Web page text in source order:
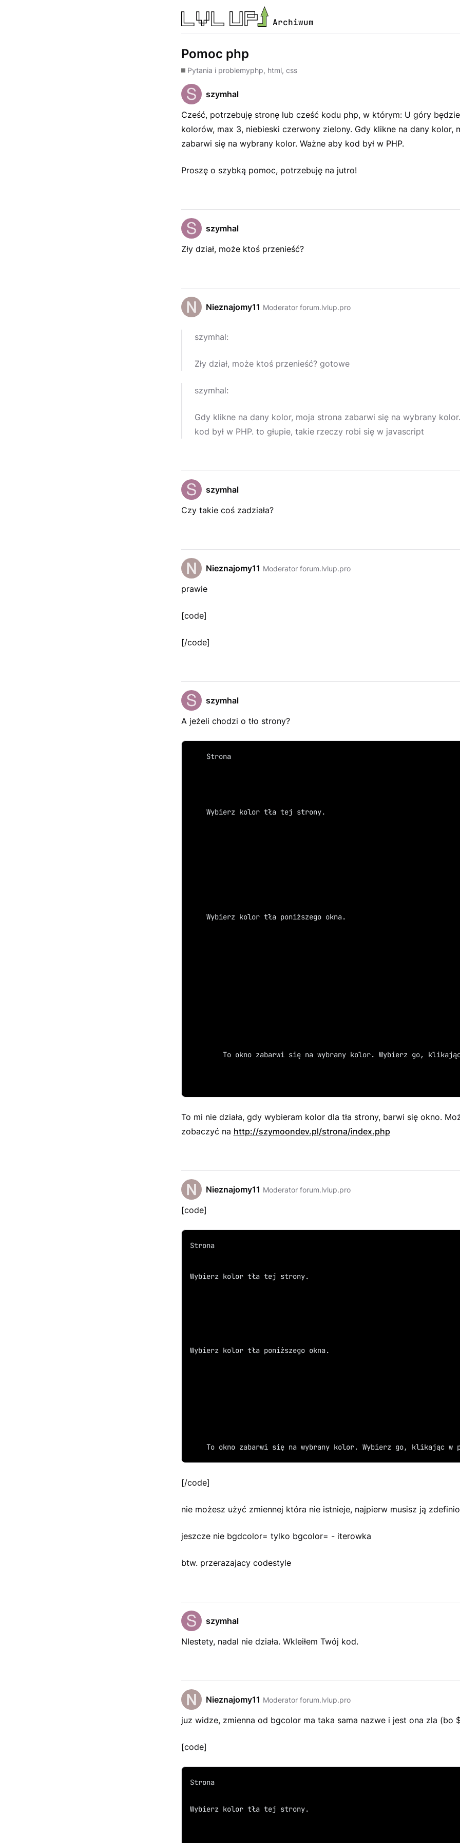
Archiwum
Pomoc php
Pytania i problemyphp, html, css
szymhal
Cześć, potrzebuję stronę lub cześć kodu php, w którym: U góry
kolorów, max 3, niebieski czerwony zielony. Gdy klikne na dany kolor,
zabarwi się na wybrany kolor. Ważne aby kod był w PHP.
Proszę o szybką pomoc, potrzebuję na jutro!
szymhal
Zły dział, może ktoś przenieść?
Nieznajomy11 Moderator forum.lvlup.pro
szymhal:
Zły dział, może ktoś przenieść? gotowe
szymhal:
Gdy klikne na dany kolor, moja strona zabarwi się na wybrany
kod był w PHP. to głupie, takie rzeczy robi się w javascript
szymhal
Czy takie coś zadziała?
Nieznajomy11 Moderator forum.lvlup.pro
prawie
[code]
[/code]
szymhal
A jeżeli chodzi o tło strony?
	Strona
	Wybierz kolor tła tej strony.
	Wybierz kolor tła poniższego okna.
To okno zabarwi się na wybrany kolor. Wybierz go,
To mi nie działa, gdy wybieram kolor dla tła strony, barwi się okno.
zobaczyć na http://szymoondev.pl/strona/index.php
Nieznajomy11 Moderator forum.lvlup.pro
[code]
Strona
Wybierz kolor tła tej strony.
Wybierz kolor tła poniższego okna.
To okno zabarwi się na wybrany kolor. Wybierz go, klikając w
[/code]
nie możesz użyć zmiennej która nie istnieje, najpierw musisz ją
jeszcze nie bgdcolor= tylko bgcolor= - iterowka
btw. przerazajacy codestyle
szymhal
NIestety, nadal nie działa. Wkleiłem Twój kod.
Nieznajomy11 Moderator forum.lvlup.pro
juz widze, zmienna od bgcolor ma taka sama nazwe i jest ona zla (bo
[code]
Strona
Wybierz kolor tła tej strony.